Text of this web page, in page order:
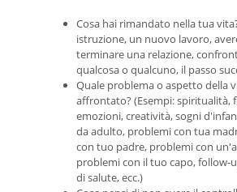
Cosa hai rimandato nella tua
istruzione, un nuovo lavoro,
terminare una relazione,
qualcosa o qualcuno, il passo
Quale problema o aspetto della
affrontato? (Esempi: spiritualità,
emozioni, creatività, sogni
da adulto, problemi con tua
con tuo padre, problemi con
problemi con il tuo capo, follow-
di salute, ecc.)